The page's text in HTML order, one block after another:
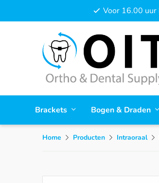
Voor 16.00 uur
Brackets Bogen & Draden
Home Producten Intraoraal